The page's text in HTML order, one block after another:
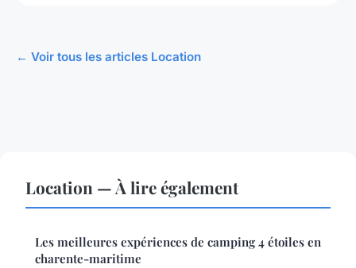
← Voir tous les articles Location
Location — À lire également
Les meilleures expériences de camping 4 étoiles en
charente-maritime